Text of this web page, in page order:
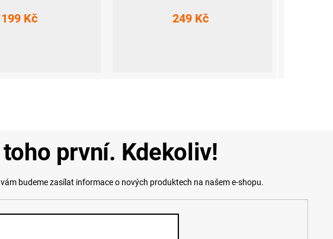
199 Kč 249 Kč
první. Kdekoliv!
budeme zasílat informace o nových produktech na našem e-shopu.